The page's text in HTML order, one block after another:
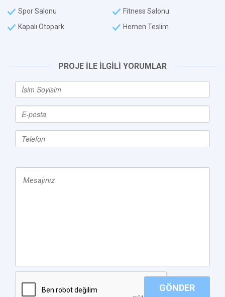
Spor Salonu
Fitness Salonu
Kapalı Otopark
Hemen Teslim
PROJE İLE İLGİLİ YORUMLAR
GÖNDER